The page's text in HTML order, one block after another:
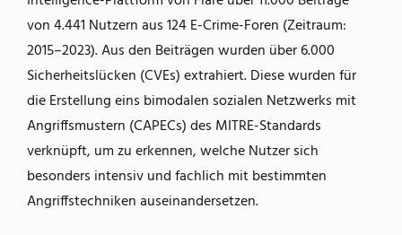
von 4.441 Nutzern aus 124 E-Crime-Foren (Zeitraum:
2015–2023). Aus den Beiträgen wurden über 6.000
Sicherheitslücken (CVEs) extrahiert. Diese wurden für
die Erstellung eins bimodalen sozialen Netzwerks mit
Angriffsmustern (CAPECs) des MITRE-Standards
verknüpft, um zu erkennen, welche Nutzer sich
besonders intensiv und fachlich mit bestimmten
Angriffstechniken auseinandersetzen.